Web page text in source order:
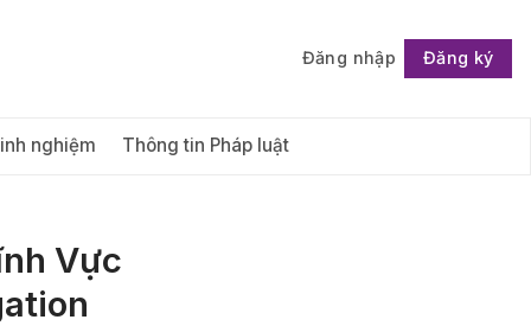
Đăng nhập Đăng ký
nghiệm Thông tin Pháp luật
Follow
Vực